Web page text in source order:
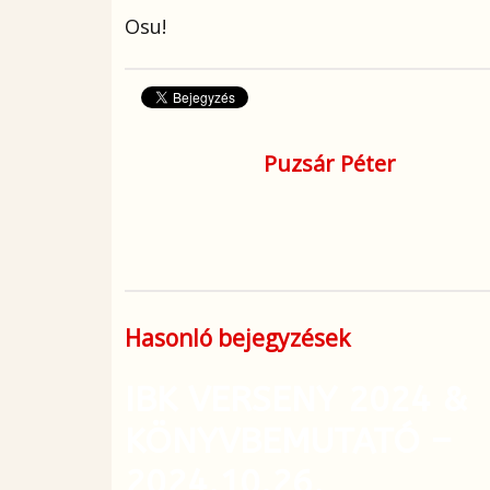
Osu!
Puzsár Péter
Hasonló bejegyzések